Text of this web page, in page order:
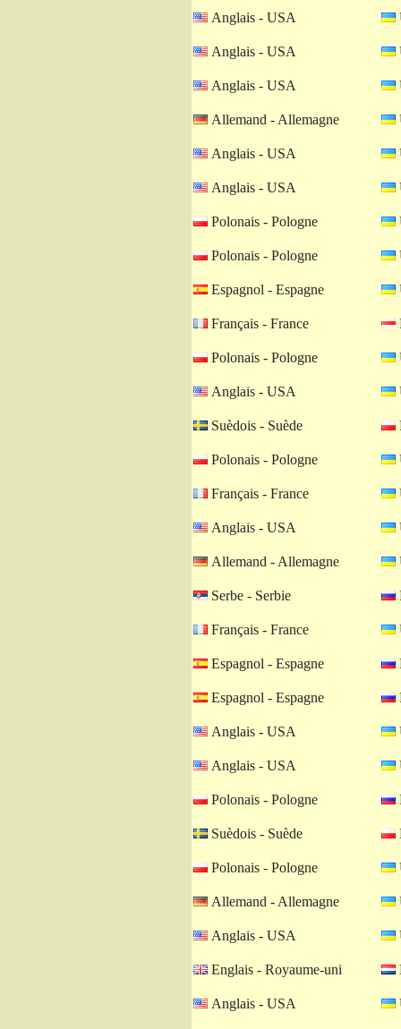
Anglais - USA
Anglais - USA
Anglais - USA
Allemand - Allemagne
Anglais - USA
Anglais - USA
Polonais - Pologne
Polonais - Pologne
Espagnol - Espagne
Français - France
Polonais - Pologne
Anglais - USA
Suèdois - Suède
Polonais - Pologne
Français - France
Anglais - USA
Allemand - Allemagne
Serbe - Serbie
Français - France
Espagnol - Espagne
Espagnol - Espagne
Anglais - USA
Anglais - USA
Polonais - Pologne
Suèdois - Suède
Polonais - Pologne
Allemand - Allemagne
Anglais - USA
Englais - Royaume-uni
Anglais - USA